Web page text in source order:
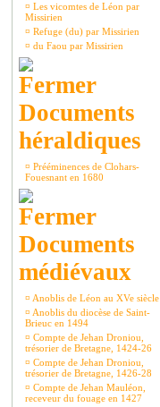
¤ Les vicomtes de Léon par
Missirien
¤ Refuge (du) par Missirien
¤ du Faou par Missirien
Documents
héraldiques
¤ Prééminences de Clohars-
Fouesnant en 1680
Documents
médiévaux
¤ Anoblis de Léon au XVe siècle
¤ Anoblis du diocèse de Saint-
Brieuc en 1494
¤ Compte de Jehan Droniou,
trésorier de Bretagne, 1424-26
¤ Compte de Jehan Droniou,
trésorier de Bretagne, 1426-28
¤ Compte de Jehan Mauléon,
receveur du fouage en 1427